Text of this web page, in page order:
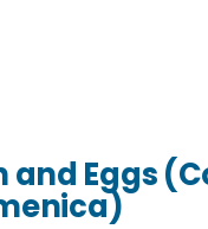
and Eggs